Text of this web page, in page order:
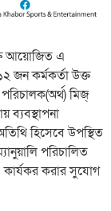
আয়োজিত এ
জন কর্মকর্তা উক্ত
মিজ্
ব্যবস্থাপনা
হিসেবে উপস্থিত
পরিচালিত
কার্যকর করার সুযোগ